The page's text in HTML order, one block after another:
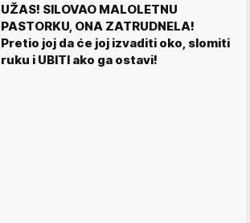
UŽAS! SILOVAO MALOLETNU
PASTORKU, ONA ZATRUDNELA!
Pretio joj da će joj izvaditi oko, slomiti
ruku i UBITI ako ga ostavi!